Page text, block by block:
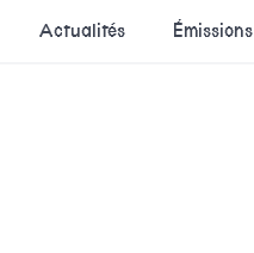
Actualités Émissions